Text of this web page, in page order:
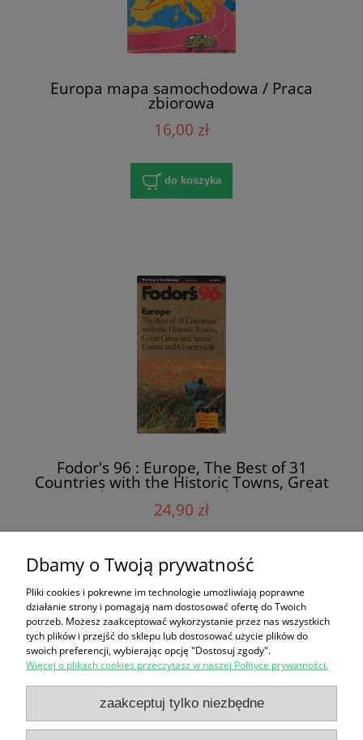
Europa mapa samochodowa / Praca
zbiorowa
16,00 zł
do koszyka
Fodor's 96 : Europe, The Best of 31
Countries with the Historic Towns, Great
Cities and Scnic Coasts and Countryside /
Linda Cabasin (red.)
24,90 zł
do koszyka
« 1 2 3 4 5 ... 137
Zakupy
Pomoc
Dbamy o Twoją prywatność
Pliki cookies i pokrewne im technologie umożliwiają poprawne
działanie strony i pomagają nam dostosować ofertę do Twoich
potrzeb. Możesz zaakceptować wykorzystanie przez nas wszystkich
tych plików i przejść do sklepu lub dostosować użycie plików do
swoich preferencji, wybierając opcję "Dostosuj zgody".
Więcej o plikach cookies przeczytasz w naszej Polityce prywatności.
zaakceptuj tylko niezbędne